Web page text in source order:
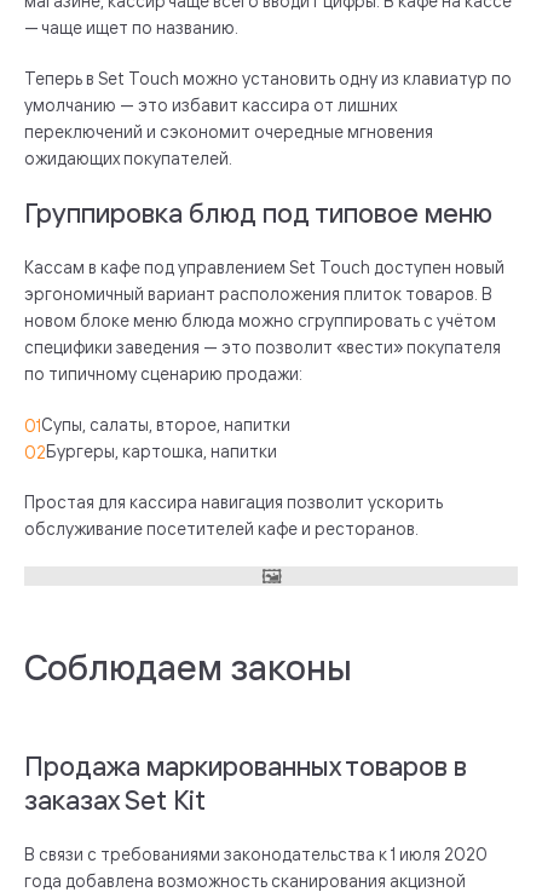
— чаще ищет по названию.
Теперь в Set Touch можно установить одну из клавиатур по
умолчанию — это избавит кассира от лишних
переключений и сэкономит очередные мгновения
ожидающих покупателей.
Группировка блюд под типовое меню
Кассам в кафе под управлением Set Touch доступен новый
эргономичный вариант расположения плиток товаров. В
новом блоке меню блюда можно сгруппировать с учётом
специфики заведения — это позволит «вести» покупателя
по типичному сценарию продажи:
Супы, салаты, второе, напитки
Бургеры, картошка, напитки
Простая для кассира навигация позволит ускорить
обслуживание посетителей кафе и ресторанов.
Соблюдаем законы
Продажа маркированных товаров в
заказах Set Kit
В связи с требованиями законодательства к 1 июля 2020
года добавлена возможность сканирования акцизной